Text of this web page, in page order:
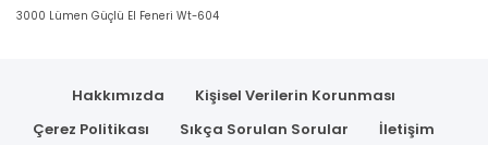
3000 Lümen Güçlü El Feneri Wt-604
Hakkımızda
Kişisel Verilerin Korunması
Çerez Politikası
Sıkça Sorulan Sorular
İletişim